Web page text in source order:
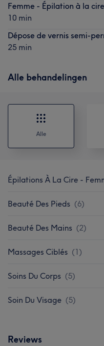
Femme - Épilation à la
10 min
Dépose de vernis semi-
25 min
Alle behandelingen
Alle
Épilations À La Cire -
Beauté Des Pieds (6)
Beauté Des Mains (2)
Massages Ciblés (1)
Soins Du Corps (5)
Soin Du Visage (5)
Reviews